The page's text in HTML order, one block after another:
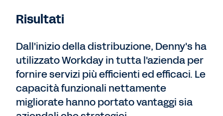
Risultati
Dall'inizio della distribuzione, Denny's ha
utilizzato Workday in tutta l'azienda per
fornire servizi più efficienti ed efficaci. Le
capacità funzionali nettamente
migliorate hanno portato vantaggi sia